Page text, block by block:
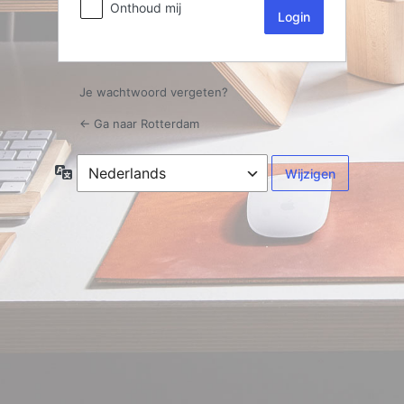
Onthoud mij
Je wachtwoord vergeten?
← Ga naar Rotterdam
Taal